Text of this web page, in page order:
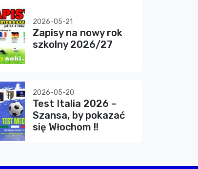
2026-05-21
Zapisy na nowy rok
szkolny 2026/27
2026-05-20
Test Italia 2026 –
Szansa, by pokazać
się Włochom !!